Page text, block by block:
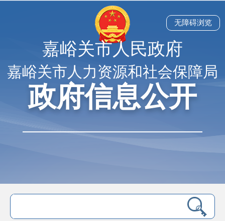
嘉峪关市人民政府
嘉峪关市人力资源和社会保障局
政府信息公开
无障碍浏览